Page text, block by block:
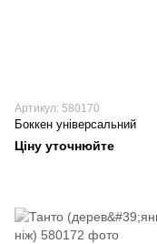
Артикул: 580170
Боккен універсальний
Ціну уточнюйте